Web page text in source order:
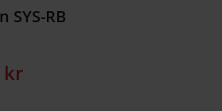
SYS-RB
kr